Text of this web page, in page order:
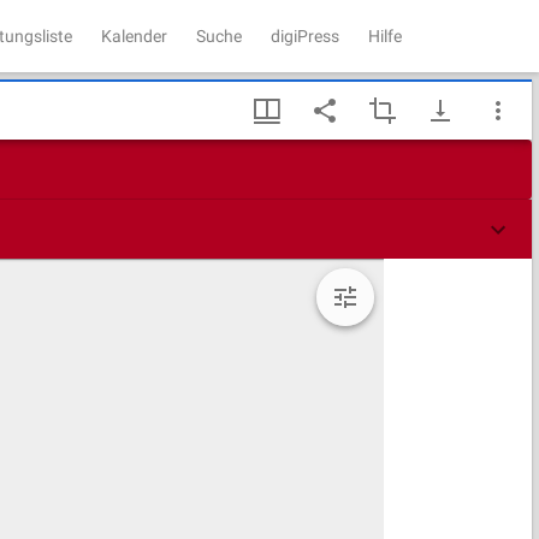
Kalender Suche digiPress Hilfe